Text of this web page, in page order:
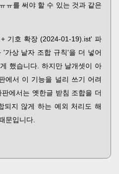
ㅠ를 써야 할 수 있는 것과 같은
기호 확장 (2024-01-19).ist' 파
가상 낱자 조합 규칙'을 더 넣어
했습니다. 하지만 날개셋이 아
에서 이 기능을 널리 쓰기 어려
에서는 옛한글 받침 조합을 더
되지 않게 하는 예외 처리도 해
문입니다.